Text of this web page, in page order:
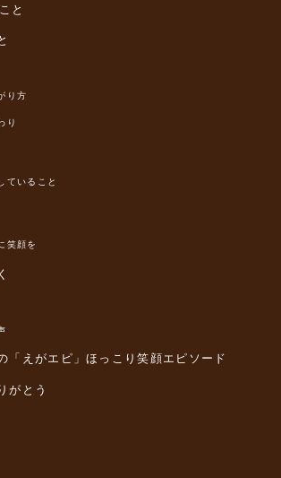
と
り方
り
ていること
笑顔を
「えがエピ」ほっこり笑顔エピソード
がとう